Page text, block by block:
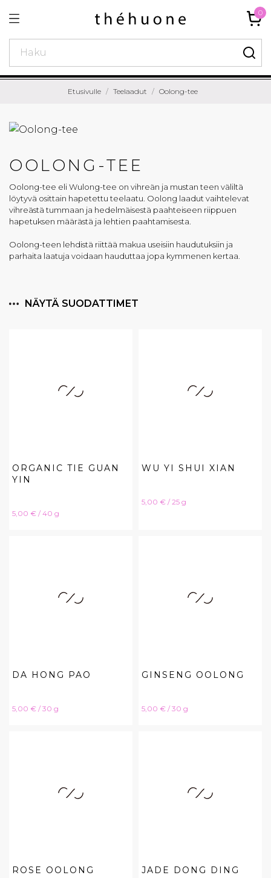
0
Etusivulle Teelaadut Oolong-tee
OOLONG-TEE
Oolong-tee eli Wulong-tee on vihreän ja mustan teen väliltä
löytyvä osittain hapetettu teelaatu. Oolong laadut vaihtelevat
vihreästä tummaan ja hedelmäisestä paahteiseen riippuen
hapetuksen määrästä ja lehtien paahtamisesta.
Oolong-teen lehdistä riittää makua useisiin haudutuksiin ja
parhaita laatuja voidaan hauduttaa jopa kymmenen kertaa.
NÄYTÄ SUODATTIMET
ORGANIC TIE GUAN
YIN
Hinta
5,00 € / 40 g
WU YI SHUI XIAN
Hinta
5,00 € / 25 g
DA HONG PAO
Hinta
5,00 € / 30 g
GINSENG OOLONG
Hinta
5,00 € / 30 g
ROSE OOLONG JADE DONG DING